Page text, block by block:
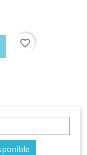
favorite_border